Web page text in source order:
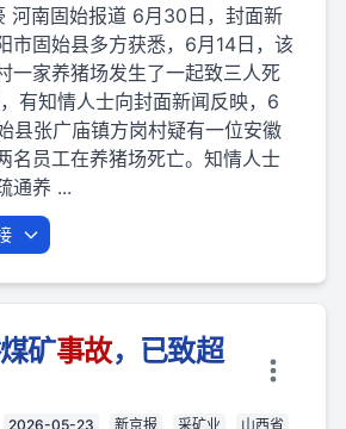
河南固始报道 6月30日，封面新
市固始县多方获悉，6月14日，该
一家养猪场发生了一起致三人死
有知情人士向封面新闻反映，6
县张广庙镇方岗村疑有一位安徽
名员工在养猪场死亡。知情人士
通养 ...
矿事故，已致超
2026-05-23 新京报 采矿业 山西省